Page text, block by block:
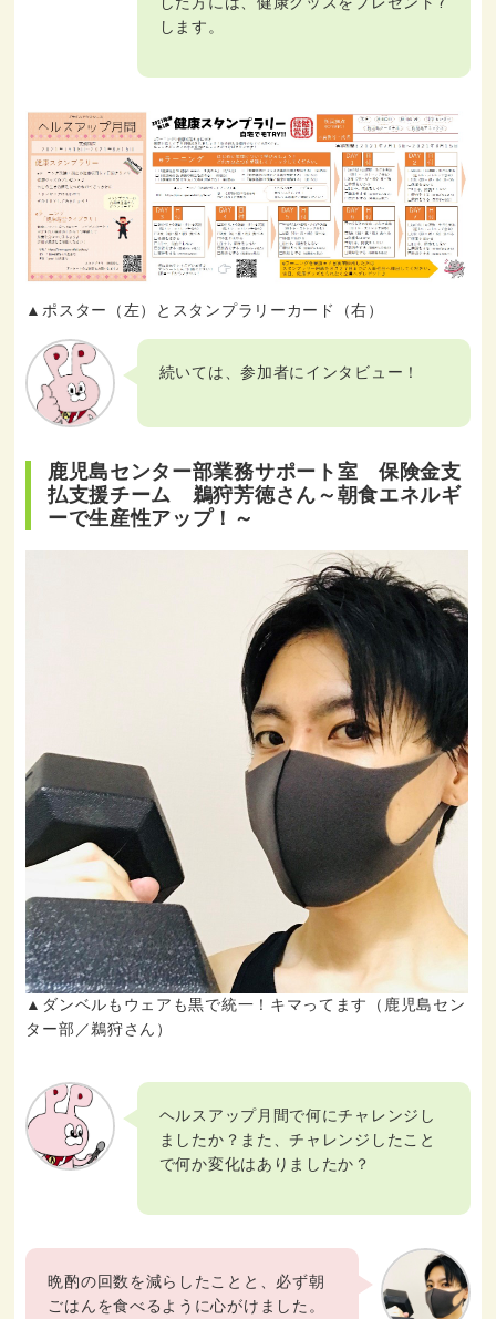
します。
▲ポスター（左）とスタンプラリーカード（右）
続いては、参加者にインタビュー！
鹿児島センター部業務サポート室 保険金支
払支援チーム 鵜狩芳徳さん～朝食エネルギ
ーで生産性アップ！～
▲ダンベルもウェアも黒で統一！キマってます（鹿児島セン
ター部／鵜狩さん）
ヘルスアップ月間で何にチャレンジし
ましたか？また、チャレンジしたこと
で何か変化はありましたか？
晩酌の回数を減らしたことと、必ず朝
ごはんを食べるように心がけました。